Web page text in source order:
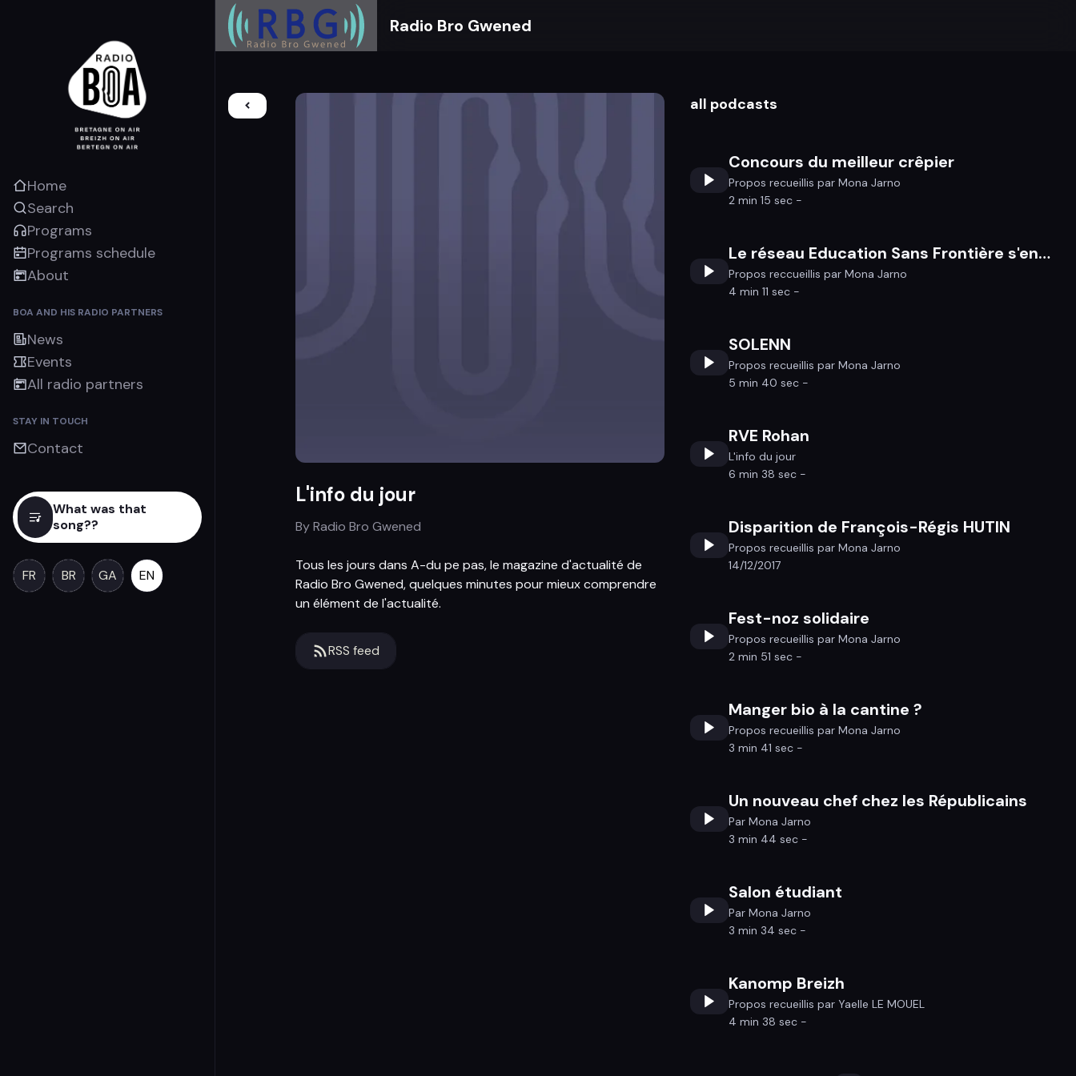
Home
Search
Programs
Programs schedule
About
BOA AND HIS RADIO PARTNERS
News
Events
All radio partners
STAY IN TOUCH
Contact
What was that
song??
FR BR GA EN
Radio Bro Gwened
L'info du jour
ByRadio Bro Gwened
Tous les jours dans A-du pe pas, le magazine d'actualité de
Radio Bro Gwened, quelques minutes pour mieux comprendre
un élément de l'actualité.
RSS feed
all podcasts
Concours du meilleur crêpier
Propos recueillis par Mona Jarno
2 min 15 sec -
Le réseau Education Sans Frontière s'engage contre les expulsions
Propos reccueillis par Mona Jarno
4 min 11 sec -
SOLENN
Propos recueillis par Mona Jarno
5 min 40 sec -
RVE Rohan
L'info du jour
6 min 38 sec -
Disparition de François-Régis HUTIN
Propos recueillis par Mona Jarno
14/12/2017
Fest-noz solidaire
Propos recueillis par Mona Jarno
2 min 51 sec -
Manger bio à la cantine ?
Propos recueillis par Mona Jarno
3 min 41 sec -
Un nouveau chef chez les Républicains
Par Mona Jarno
3 min 44 sec -
Salon étudiant
Par Mona Jarno
3 min 34 sec -
Kanomp Breizh
Propos recueillis par Yaelle LE MOUEL
4 min 38 sec -